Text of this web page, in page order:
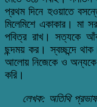
প্রথম দিনে হওয়াতে
মিলেমিশে একাকার। মা
পবিত্র রাখ। সত্যকে
ছন্দময় কর। স্বচ্ছন্দে
আলোয় নিজেকে ও অন্যকে
করি।
লেখক: অতিথি